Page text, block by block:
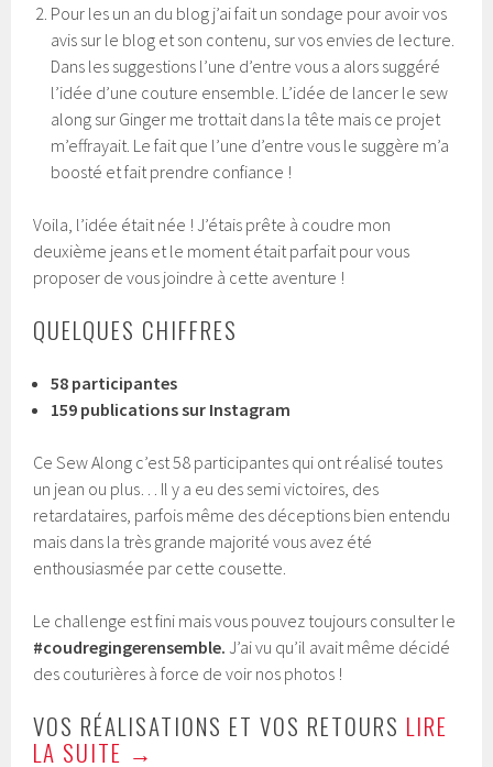
Pour les un an du blog j’ai fait un sondage pour avoir vos
avis sur le blog et son contenu, sur vos envies de lecture.
Dans les suggestions l’une d’entre vous a alors suggéré
l’idée d’une couture ensemble. L’idée de lancer le sew
along sur Ginger me trottait dans la tête mais ce projet
m’effrayait. Le fait que l’une d’entre vous le suggère m’a
boosté et fait prendre confiance !
Voila, l’idée était née ! J’étais prête à coudre mon
deuxième jeans et le moment était parfait pour vous
proposer de vous joindre à cette aventure !
QUELQUES CHIFFRES
58 participantes
159 publications sur Instagram
Ce Sew Along c’est 58 participantes qui ont réalisé toutes
un jean ou plus… Il y a eu des semi victoires, des
retardataires, parfois même des déceptions bien entendu
mais dans la très grande majorité vous avez été
enthousiasmée par cette cousette.
Le challenge est fini mais vous pouvez toujours consulter le
#coudregingerensemble. J’ai vu qu’il avait même décidé
des couturières à force de voir nos photos !
VOS RÉALISATIONS ET VOS RETOURS LIRE
LA SUITE →